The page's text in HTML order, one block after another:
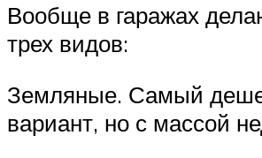
Вообще в гаражах
трех видов:
Земляные. Самый
вариант, но с массой